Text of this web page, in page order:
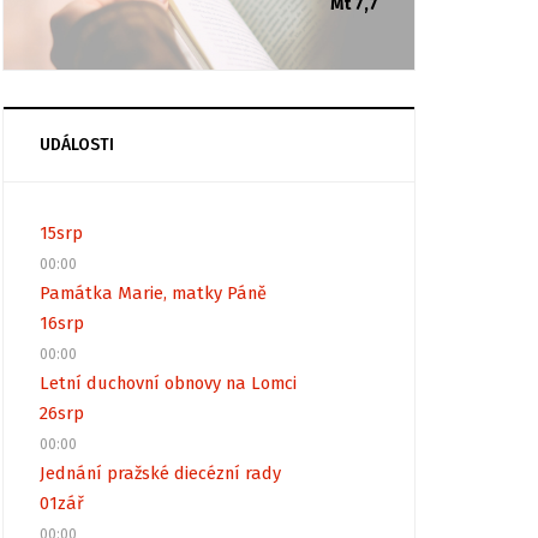
Mt 7,7
UDÁLOSTI
15srp
00:00
Památka Marie, matky Páně
16srp
00:00
Letní duchovní obnovy na Lomci
26srp
00:00
Jednání pražské diecézní rady
01zář
00:00